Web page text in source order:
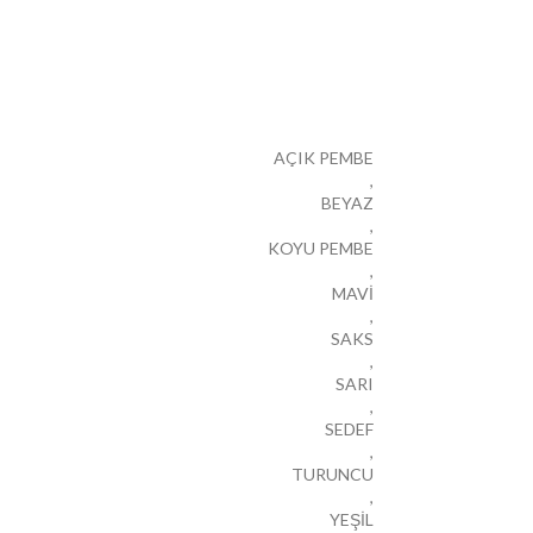
AÇIK PEMBE
,
BEYAZ
,
KOYU PEMBE
,
MAVİ
,
SAKS
,
SARI
,
SEDEF
,
TURUNCU
,
YEŞİL